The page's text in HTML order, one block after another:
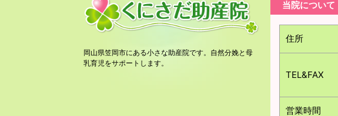
当院について
住所
TEL&FAX
営業時間
岡山県笠岡市にある小さな助産院です。自然分娩と母
乳育児をサポートします。